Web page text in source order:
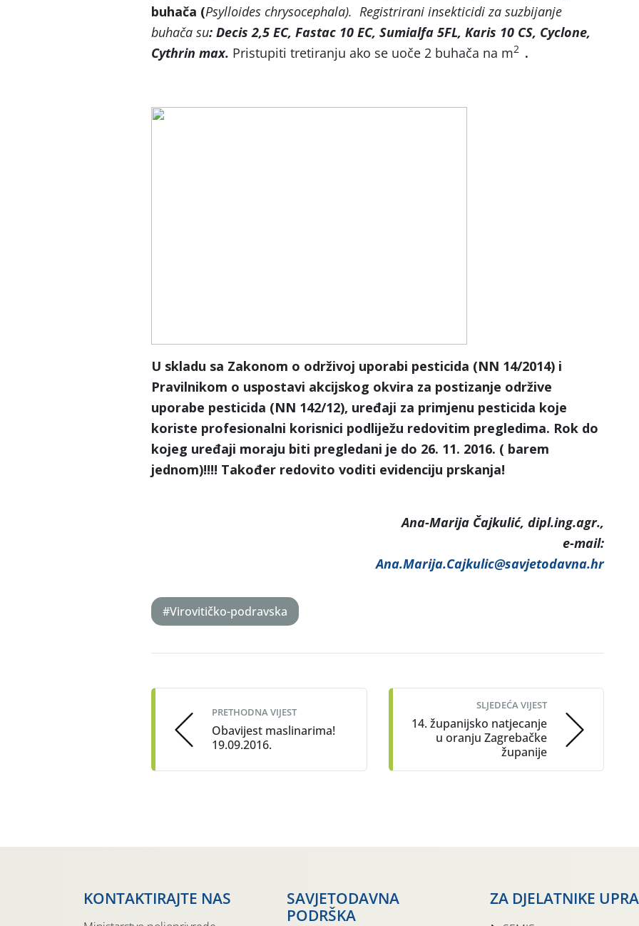
buhača (Psylloides chrysocephala). Registrirani insekticidi za suzbijanje
buhača su: Decis 2,5 EC, Fastac 10 EC, Sumialfa 5FL, Karis 10 CS, Cyclone,
Cythrin max. Pristupiti tretiranju ako se uoče 2 buhača na m2 .
U skladu sa Zakonom o održivoj uporabi pesticida (NN 14/2014) i
Pravilnikom o uspostavi akcijskog okvira za postizanje održive
uporabe pesticida (NN 142/12), uređaji za primjenu pesticida koje
koriste profesionalni korisnici podliježu redovitim pregledima. Rok do
kojeg uređaji moraju biti pregledani je do 26. 11. 2016. ( barem
jednom)!!!! Također redovito voditi evidenciju prskanja!
Ana-Marija Čajkulić, dipl.ing.agr.,
e-mail:
Ana.Marija.Cajkulic@savjetodavna.hr
#Virovitičko-podravska
navigation
PRETHODNA VIJEST
Obavijest maslinarima!
19.09.2016.
SLJEDEĆA VIJEST
14. županijsko natjecanje
u oranju Zagrebačke
županije
KONTAKTIRAJTE NAS
SAVJETODAVNA
PODRŠKA
ZA DJELATNIKE